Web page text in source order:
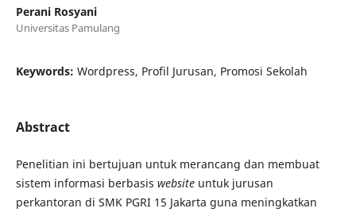
Perani Rosyani
Universitas Pamulang
Keywords: Wordpress, Profil Jurusan, Promosi Sekolah
Abstract
Penelitian ini bertujuan untuk merancang dan membuat
sistem informasi berbasis websiteuntuk jurusan
perkantoran di SMK PGRI 15 Jakarta guna meningkatkan